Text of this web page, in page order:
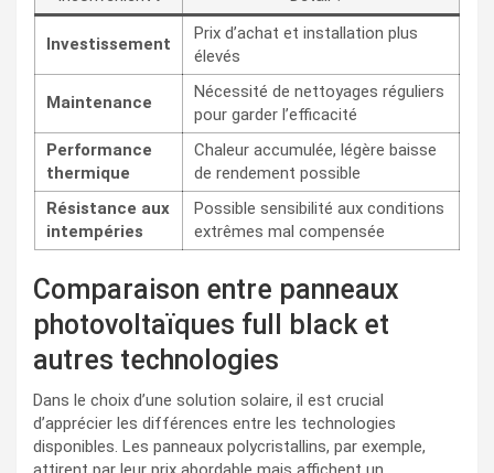
Investissement
Prix d’achat et installation plus
élevés
Maintenance
Nécessité de nettoyages réguliers
pour garder l’efficacité
Performance
thermique
Chaleur accumulée, légère baisse
de rendement possible
Résistance aux
intempéries
Possible sensibilité aux conditions
extrêmes mal compensée
Comparaison entre panneaux
photovoltaïques full black et
autres technologies
Dans le choix d’une solution solaire, il est crucial
d’apprécier les différences entre les technologies
disponibles. Les panneaux polycristallins, par exemple,